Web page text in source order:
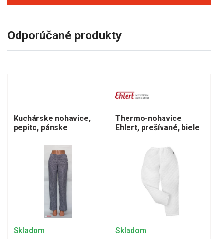
Odporúčané produkty
Kuchárske nohavice,
pepito, pánske
Skladom
Thermo-nohavice
Ehlert, prešívané, biele
Skladom